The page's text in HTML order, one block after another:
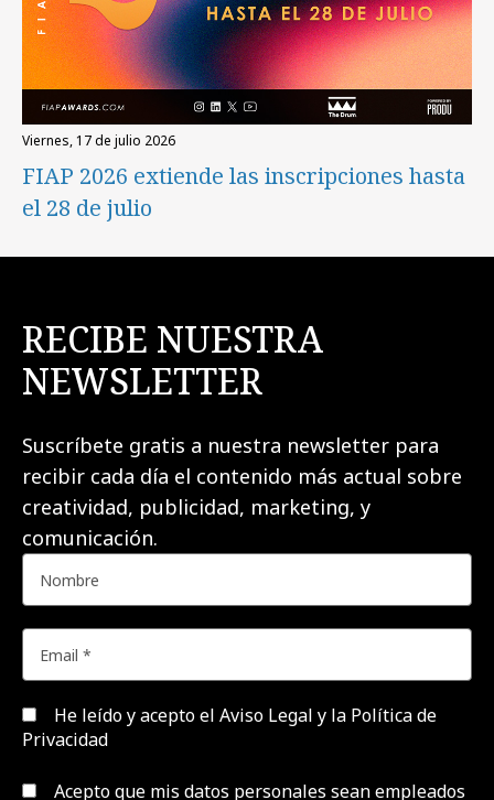
viernes, 17 de julio 2026
FIAP 2026 extiende las inscripciones hasta
el 28 de julio
RECIBE NUESTRA
NEWSLETTER
Suscríbete gratis a nuestra newsletter para
recibir cada día el contenido más actual sobre
creatividad, publicidad, marketing, y
comunicación.
He leído y acepto el Aviso Legal y la Política de
Privacidad
Acepto que mis datos personales sean empleados